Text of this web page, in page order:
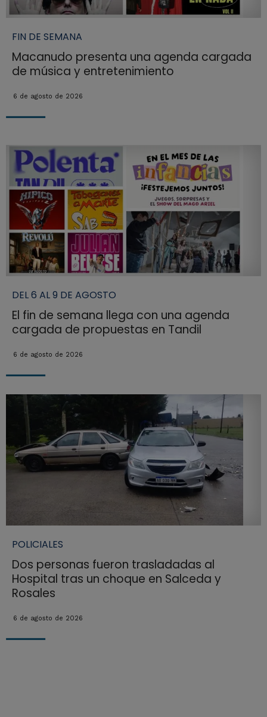
FIN DE SEMANA
Macanudo presenta una agenda cargada
de música y entretenimiento
6 de agosto de 2026
DEL 6 AL 9 DE AGOSTO
El fin de semana llega con una agenda
cargada de propuestas en Tandil
6 de agosto de 2026
POLICIALES
Dos personas fueron trasladadas al
Hospital tras un choque en Salceda y
Rosales
6 de agosto de 2026